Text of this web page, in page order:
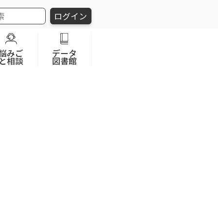
ログイン
みご
相談
データ
図書館